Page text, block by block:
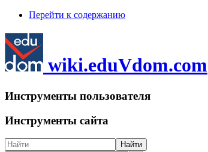
Перейти к содержанию
wiki.eduVdom.com
Инструменты пользователя
Инструменты сайта
Найти